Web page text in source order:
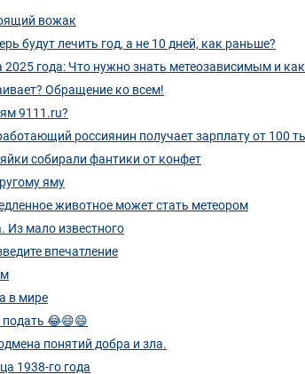
вожак
будут лечить год, а не 10 дней, как раньше?
2025 года: Что нужно знать метеозависимым и
Обращение ко всем!
9111.ru?
россиянин получает зарплату от 100
собирали фантики от конфет
яму
животное может стать метеором
мало известного
впечатление
в мире
подать 😂😄😄
понятий добра и зла.
1938-го года